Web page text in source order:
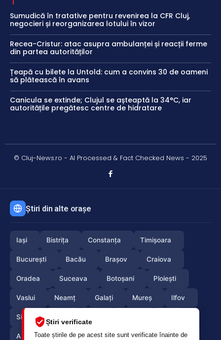
Știri verificate
Toate știrile de pe acest site sunt verificate înainte de
Sumudică în tratative pentru revenirea la CFR Cluj,
negocieri și reorganizarea lotului în vizor
Recea-Cristur: atac asupra ambulanței și reacții ferme
din partea autorităților
Țeapă cu bilete la Untold: cum a convins 30 de oameni
să plătească în avans
Canicula se extinde; Clujul se așteaptă la 34°C, iar
autoritățile pregătesc centre de hidratare
© Cluj-News.ro - AI Processed & Fact Checked News - 2025
Știri din alte orașe
Iași Bistrița Constanța Timișoara
București Bacău Brașov Craiova
Oradea Suceava Botoșani Ploiești
Vaslui Neamț Galați Mureș Ilfov
Sibiu
Arges Maramures Vrancea Satumare